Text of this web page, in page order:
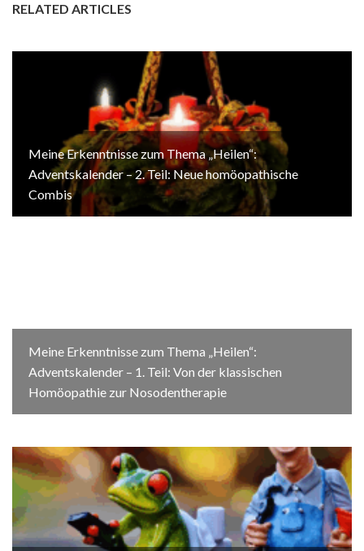
RELATED ARTICLES
Meine Erkenntnisse zum Thema „Heilen“:
Adventskalender – 2. Teil: Neue homöopathische
Combis
Meine Erkenntnisse zum Thema „Heilen“:
Adventskalender – 1. Teil: Von der klassischen
Homöopathie zur Nosodentherapie